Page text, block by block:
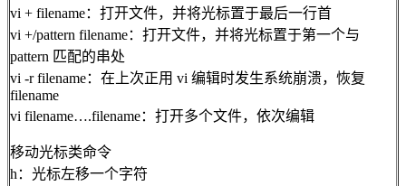
vi + filename：打开文件，并将光标置于最后一行首
vi +/pattern filename：打开文件，并将光标置于第一个与
pattern 匹配的串处
vi -r filename：在上次正用 vi 编辑时发生系统崩溃，恢复
filename
vi filename….filename：打开多个文件，依次编辑
移动光标类命令
h：光标左移一个字符